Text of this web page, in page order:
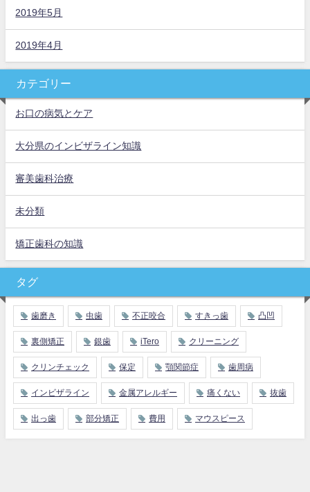
2019年5月
2019年4月
カテゴリー
お口の病気とケア
大分県のインビザライン知識
審美歯科治療
未分類
矯正歯科の知識
タグ
歯磨き 虫歯 不正咬合 すきっ歯 凸凹
裏側矯正 銀歯 iTero クリーニング
クリンチェック 保定 顎関節症 歯周病
インビザライン 金属アレルギー 痛くない 抜歯
出っ歯 部分矯正 費用 マウスピース